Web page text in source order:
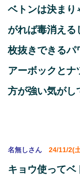
ベトンは決まり
がれば毒消える
枚抜きできるパ
アーボックと
方が強い気がし
名無しさん 24/11/2(
キョウ使って